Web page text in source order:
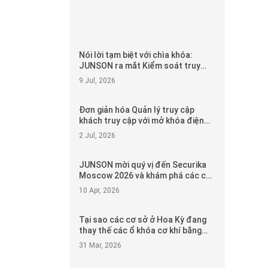
Nói lời tạm biệt với chìa khóa:
JUNSON ra mắt Kiểm soát truy
cập WiFi vân tay chống nước IP66
để bảo mật thông minh hơn
9 Jul, 2026
Đơn giản hóa Quản lý truy cập
khách truy cập với mở khóa điện
thoại thông minh và ủy quyền tạm
2 Jul, 2026
JUNSON mời quý vị đến Securika
Moscow 2026 và khám phá các cơ
hội kiểm soát truy cập ở Nga
10 Apr, 2026
Tại sao các cơ sở ở Hoa Kỳ đang
thay thế các ổ khóa cơ khí bằng
các ổ khóa điện từ không bị hỏng
31 Mar, 2026